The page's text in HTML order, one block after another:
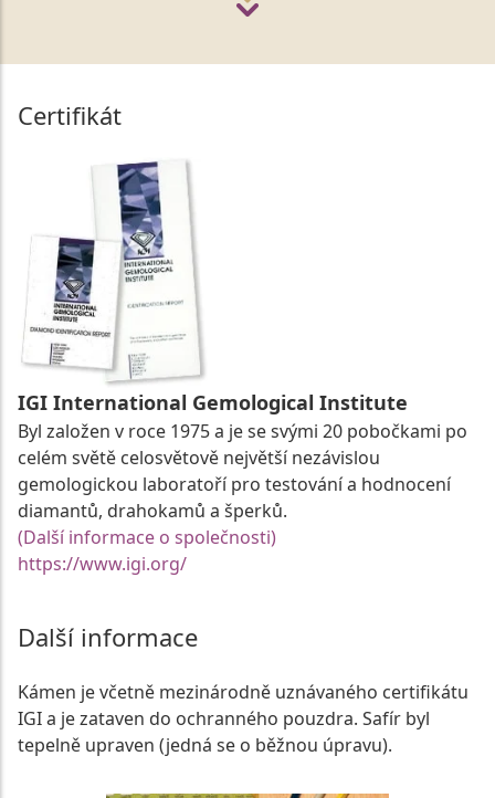
Certifikát
IGI International Gemological Institute
Byl založen v roce 1975 a je se svými 20 pobočkami po
celém světě celosvětově největší nezávislou
gemologickou laboratoří pro testování a hodnocení
diamantů, drahokamů a šperků.
(Další informace o společnosti)
https://www.igi.org/
Další informace
Kámen je včetně mezinárodně uznávaného certifikátu
IGI a je zataven do ochranného pouzdra. Safír byl
tepelně upraven (jedná se o běžnou úpravu).